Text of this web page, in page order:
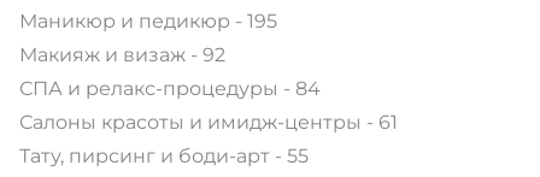
Маникюр и педикюр - 195
Макияж и визаж - 92
СПА и релакс-процедуры - 84
Салоны красоты и имидж-центры - 61
Тату, пирсинг и боди-арт - 55